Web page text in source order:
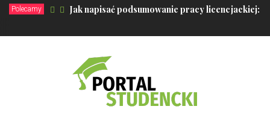
Polecamy Jak napisać podsumowanie pracy licencjackiej: